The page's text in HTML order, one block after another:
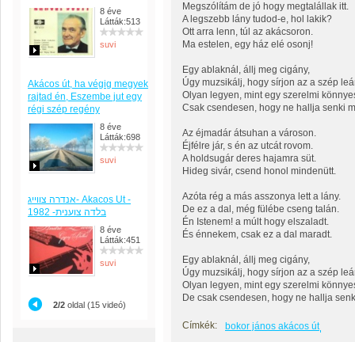
8 éve
Látták:513
suvi
Akácos út, ha végig megyek
rajtad én, Eszembe jut egy
régi szép regény
8 éve
Látták:698
suvi
אנדרה צווייג- Akacos Ut -
בלדה צוענית- 1982
8 éve
Látták:451
suvi
2/2 oldal (15 videó)
Megszólítám de jó hogy megtalállak itt.
A legszebb lány tudod-e, hol lakik?
Ott arra lenn, túl az akácsoron.
Ma estelen, egy ház elé osonj!
Egy ablaknál, állj meg cigány,
Úgy muzsikálj, hogy sírjon az a szép
Olyan legyen, mint egy szerelmi
Csak csendesen, hogy ne hallja senki
Az éjmadár átsuhan a városon.
Éjfélre jár, s én az utcát rovom.
A holdsugár deres hajamra süt.
Hideg sivár, csend honol mindenütt.
Azóta rég a más asszonya lett a lány.
De ez a dal, még fülébe cseng talán.
Én Istenem! a múlt hogy elszaladt.
És énnekem, csak ez a dal maradt.
Egy ablaknál, állj meg cigány,
Úgy muzsikálj, hogy sírjon az a szép
Olyan legyen, mint egy szerelmi
De csak csendesen, hogy ne hallja
Címkék:
bokor jános akácos út